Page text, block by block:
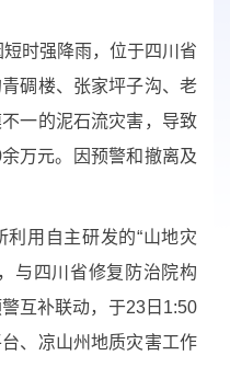
短时强降雨，位于四川省
碉楼、张家坪子沟、老
一的泥石流灾害，导致
余万元。因预警和撤离及
利用自主研发的“山地灾
与四川省修复防治院构
互补联动，于23日 1:50
、凉山州地质灾害工作